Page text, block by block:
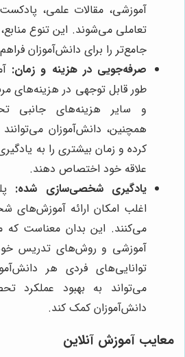
آموزشی، مقالات علمی،
تعاملی می‌شوند. این تنوع
جامع‌تر را برای دانش‌آموزان
صرفه‌جویی در هزینه و زمان:
طور قابل توجهی در هزینه‌های
و سایر هزینه‌های جانبی
همچنین، دانش‌آموزان
کرده و زمان بیشتری را به
علاقه خود اختصاص دهند.
یادگیری شخصی‌سازی شده:
اغلب امکان ارائه آموزش‌های
می‌کنند. این بدان معناست که
آموزشی و روش‌های تدریس خود
توانایی‌های فردی هر
می‌تواند به بهبود عملکرد
دانش‌آموزان کمک کند.
معایب آموزش آنلاین